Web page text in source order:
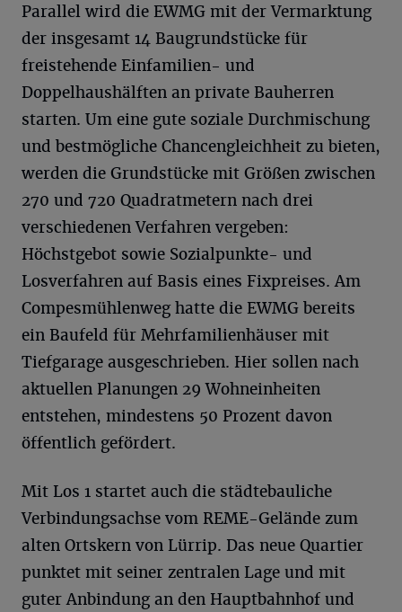
Parallel wird die EWMG mit der Vermarktung
der insgesamt 14 Baugrundstücke für
freistehende Einfamilien- und
Doppelhaushälften an private Bauherren
starten. Um eine gute soziale Durchmischung
und bestmögliche Chancengleichheit zu bieten,
werden die Grundstücke mit Größen zwischen
270 und 720 Quadratmetern nach drei
verschiedenen Verfahren vergeben:
Höchstgebot sowie Sozialpunkte- und
Losverfahren auf Basis eines Fixpreises. Am
Compesmühlenweg hatte die EWMG bereits
ein Baufeld für Mehrfamilienhäuser mit
Tiefgarage ausgeschrieben. Hier sollen nach
aktuellen Planungen 29 Wohneinheiten
entstehen, mindestens 50 Prozent davon
öffentlich gefördert.
Mit Los 1 startet auch die städtebauliche
Verbindungsachse vom REME-Gelände zum
alten Ortskern von Lürrip. Das neue Quartier
punktet mit seiner zentralen Lage und mit
guter Anbindung an den Hauptbahnhof und